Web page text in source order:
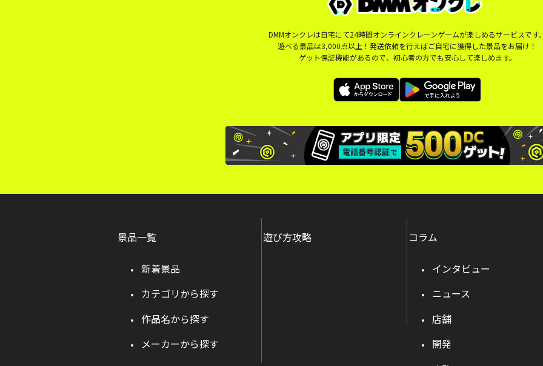
DMMオンクレは自宅にて24時間オンラインクレーンゲームが楽しめるサービスです
遊べる景品は3,000点以上！発送依頼を行えばご自宅に獲得した景品をお届け！
ゲット保証機能があるので、初心者の方でも安心して楽しめます。
景品一覧
新着景品
カテゴリから探す
作品名から探す
メーカーから探す
遊び方攻略 コラム
インタビュー
ニュース
店舗
開発